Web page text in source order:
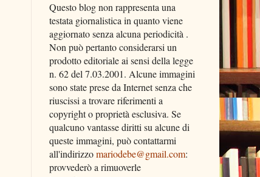
Questo blog non rappresenta una
testata giornalistica in quanto viene
aggiornato senza alcuna periodicità .
Non può pertanto considerarsi un
prodotto editoriale ai sensi della legge
n. 62 del 7.03.2001. Alcune immagini
sono state prese da Internet senza che
riuscissi a trovare riferimenti a
copyright o proprietà esclusiva. Se
qualcuno vantasse diritti su alcune di
queste immagini, può contattarmi
all'indirizzomariodebe@gmail.com:
provvederò a rimuoverle